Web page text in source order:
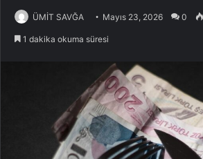
ÜMİT SAVĞA Mayıs 23, 2026 0
1 dakika okuma süresi